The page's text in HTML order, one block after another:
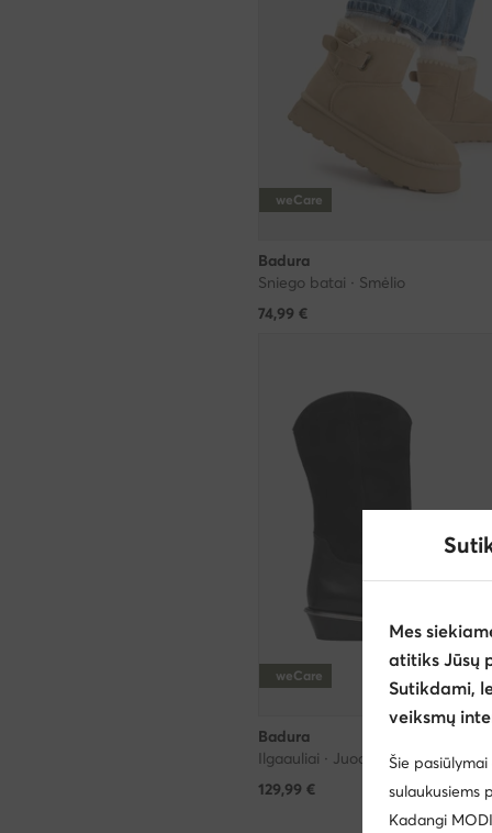
weCare
Badura
Sniego batai · Smėlio
74,99 €
weCare
Badura
Ilgaauliai · Juoda
129,99 €
Mes
atitiks Jūsų
Sutikdami,
veiksmų
Šie
sulaukusiems
Kadangi